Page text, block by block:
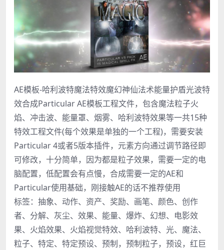
AE模板-哈利波特魔法特效魔幻神仙法术能量护盾光波特
效合成Particular AE模板工程文件，包含魔法粒子火
焰、冲击波、能量罩、烟雾、哈利波特效果等一共15种
特效工程文件(每个效果是单独的一个工程)，需要安装
Particular 4或者5版本插件，元素方向通过调节路径即
可修改，十分简单，因为都是粒子效果，需要一定的电
脑配置，低配置会有点慢，合成需要一定的AE和
Particular使用基础，刚接触AE的话不推荐使用
标签：抽象、动作、资产、奖励、画笔、颜色、创作
者、分解、灰尘、效果、能量、爆炸、幻想、电影效
果、火焰效果、火焰视觉特效、哈利波特、光、魔法、
粒子、特定、特定预设、预制，预制粒子，预设，红巨